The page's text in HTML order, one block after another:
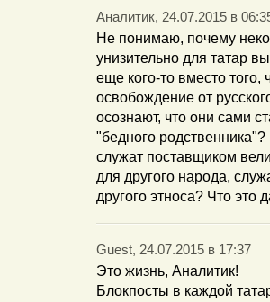
Аналитик, 24.07.2015 в
Не понимаю, почему
унизительно для татар
еще кого-то вместо того,
освобождение от
осознают, что они сами
"бедного родственника"?
служат поставщиком
для другого народа,
другого этноса? Что это
Guest, 24.07.2015 в 17:37
Это жизнь, Аналитик!
Блокпосты в каждой